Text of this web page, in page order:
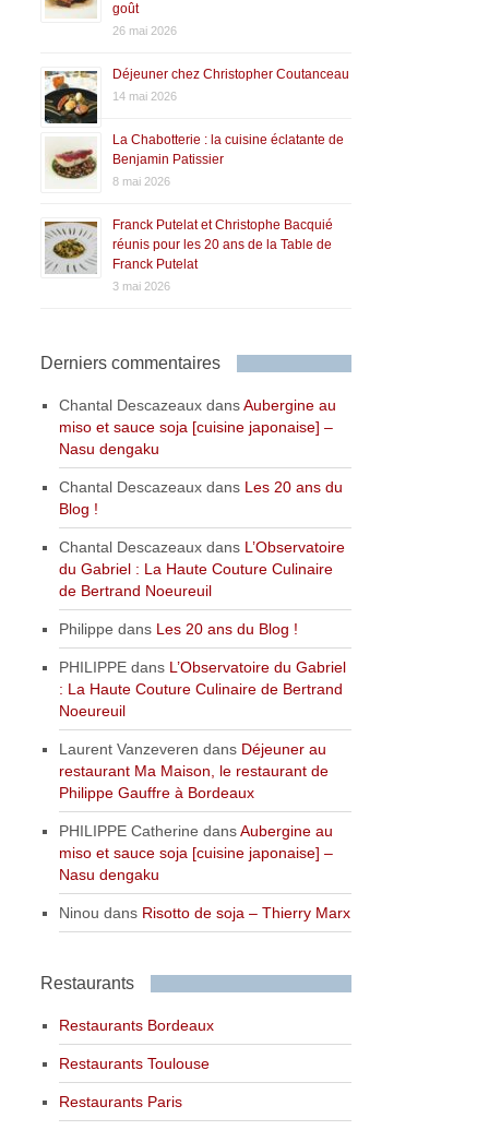
goût
26 mai 2026
Déjeuner chez Christopher Coutanceau
14 mai 2026
La Chabotterie : la cuisine éclatante de
Benjamin Patissier
8 mai 2026
Franck Putelat et Christophe Bacquié
réunis pour les 20 ans de la Table de
Franck Putelat
3 mai 2026
Derniers commentaires
Chantal Descazeaux dansAubergine au
miso et sauce soja [cuisine japonaise] –
Nasu dengaku
Chantal Descazeaux dans Les 20 ans du
Blog !
Chantal Descazeaux dans L’Observatoire
du Gabriel : La Haute Couture Culinaire
de Bertrand Noeureuil
Philippe dans Les 20 ans du Blog !
PHILIPPE dans L’Observatoire du Gabriel
: La Haute Couture Culinaire de Bertrand
Noeureuil
Laurent Vanzeveren dans Déjeuner au
restaurant Ma Maison, le restaurant de
Philippe Gauffre à Bordeaux
PHILIPPE Catherine dansAubergine au
miso et sauce soja [cuisine japonaise] –
Nasu dengaku
Ninou dans Risotto de soja – Thierry Marx
Restaurants
Restaurants Bordeaux
Restaurants Toulouse
Restaurants Paris